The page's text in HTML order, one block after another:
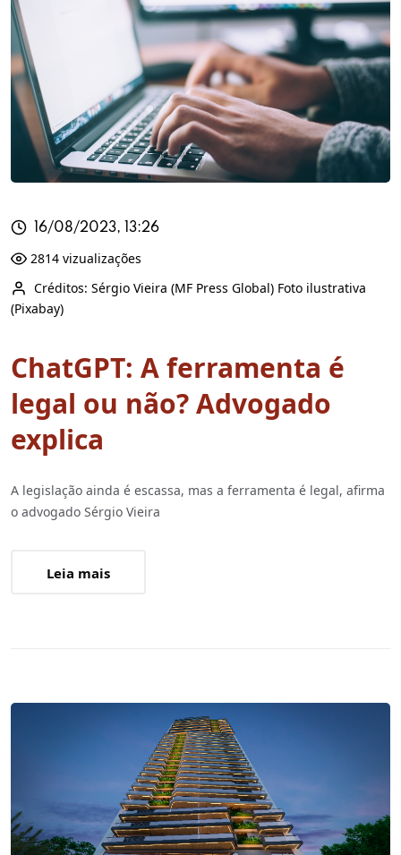
16/08/2023, 13:26
2814 vizualizações
Créditos: Sérgio Vieira (MF Press Global) Foto ilustrativa
(Pixabay)
ChatGPT: A ferramenta é
legal ou não? Advogado
explica
A legislação ainda é escassa, mas a ferramenta é legal, afirma
o advogado Sérgio Vieira
Leia mais